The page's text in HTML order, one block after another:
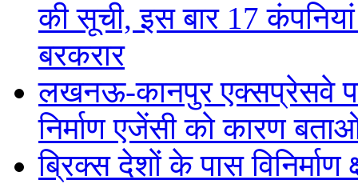
की सूची, इस बार 17
बरकरार
लखनऊ-कानपुर एक्सप्रेसवे पर
निर्माण एजेंसी को कारण
ब्रिक्स देशों के पास